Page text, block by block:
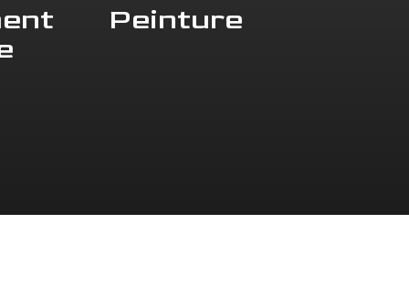
Peinture